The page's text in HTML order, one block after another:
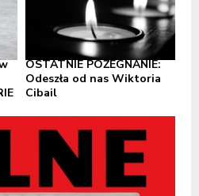
OSTATNIE POŻEGNANIE:
Odeszła od nas Wiktoria
Cibail